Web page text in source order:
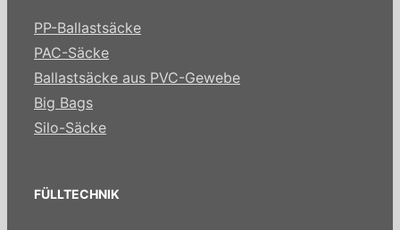
PP-Ballastsäcke
PAC-Säcke
Ballastsäcke aus PVC-Gewebe
Big Bags
Silo-Säcke
FÜLLTECHNIK